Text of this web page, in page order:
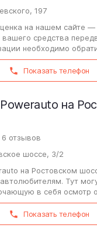
197
на нашем сайте —
вашего средства
необходимо
звуки, стук при
Показать телефон
6 отзывов
на
шоссе, 3/2
на Ростовском
Тут
в себя осмотр
и кузова,…
Показать телефон